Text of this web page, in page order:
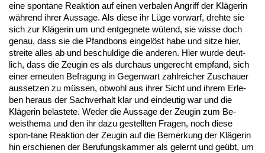
ei­ne spon­ta­ne Re­ak­ti­on auf ei­nen ver­ba­len An­griff der Kläge­rin
während ih­rer Aus­sa­ge. Als die­se ihr Lüge vor­warf, dreh­te sie
sich zur Kläge­rin um und ent­geg­ne­te wütend, sie wis­se doch
ge­nau, dass sie die Pfand­bons ein­gelöst ha­be und sit­ze hier,
strei­te al­les ab und be­schul­di­ge die an­de­ren. Hier wur­de deut­
lich, dass die Zeu­gin es als durch­aus un­ge­recht emp­fand, sich
ei­ner er­neu­ten Be­fra­gung in Ge­gen­wart zahl­rei­cher Zu­schau­er
aus­set­zen zu müssen, ob­wohl aus ih­rer Sicht und ih­rem Er­le­
ben her­aus der Sach­ver­halt klar und ein­deu­tig war und die
Kläge­rin be­las­te­te. We­der die Aus­sa­ge der Zeu­gin zum Be­
weisthe­ma und den ihr da­zu ge­stell­ten Fra­gen, noch die­se
spon-ta­ne Re­ak­ti­on der Zeu­gin auf die Be­mer­kung der Kläge­rin
hin er­schie­nen der Be­ru­fungs­kam­mer als ge­lernt und geübt, um